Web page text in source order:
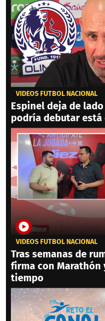
VIDEOS FÚTBOL NACIONAL
Espinel deja de
podría debutar está
VIDEOS FÚTBOL NACIONAL
Tras semanas de
firma con Marathón
tiempo